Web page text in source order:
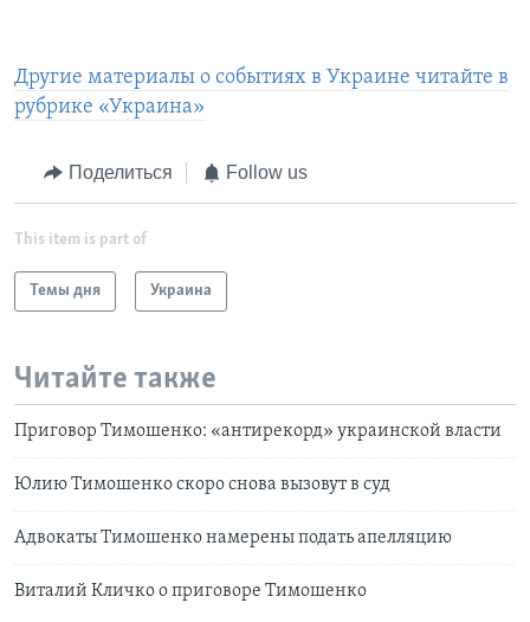
Другие материалы о событиях в Украине читайте в
рубрике «Украина»
Поделиться Follow us
This item is part of
Темы дня Украина
Читайте также
Приговор Тимошенко: «антирекорд» украинской власти
Юлию Тимошенко скоро снова вызовут в суд
Адвокаты Тимошенко намерены подать апелляцию
Виталий Кличко о приговоре Тимошенко